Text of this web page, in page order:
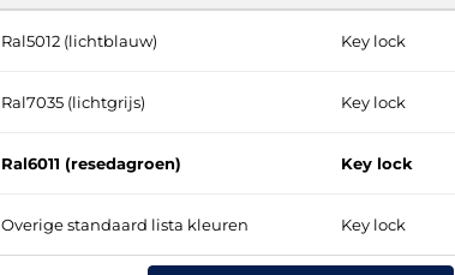
Ral5012 (lichtblauw) Key lock
Ral7035 (lichtgrijs) Key lock
Ral6011 (resedagroen) Key lock
Overige standaard lista kleuren Key lock